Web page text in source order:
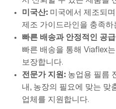
미국산: 미국에서 제조되
제조 가이드라인을 충족하
빠른 배송과 안정적인 공
빠른 배송을 통해 Viaflex
보장합니다.
전문가 지원: 농업용 필름
내, 농장의 필요에 맞는 맞
업체를 지원합니다.